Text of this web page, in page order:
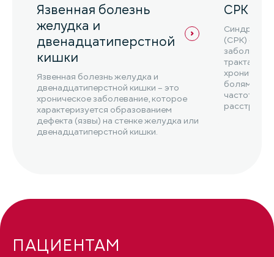
Язвенная болезнь
желудка и
двенадцатиперстной
кишки
Язвенная болезнь желудка и
двенадцатиперстной кишки – это
хроническое заболевание, которое
характеризуется образованием
дефекта (язвы) на стенке желудка или
двенадцатиперстной кишки.
СРК
Синдром
(СРК) – это
тракта,
болями в
частоты
ПАЦИЕНТАМ